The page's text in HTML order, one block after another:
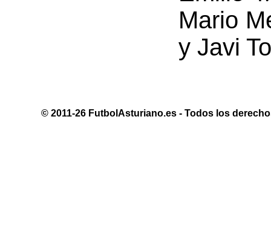
Mario
y Javi
© 2011-26 FutbolAsturiano.es - Todos los